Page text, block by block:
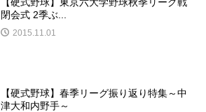
閉会式 2季ぶ...
2015.11.01
【硬式野球】春季リーグ振り返り特集～中
津大和内野手～